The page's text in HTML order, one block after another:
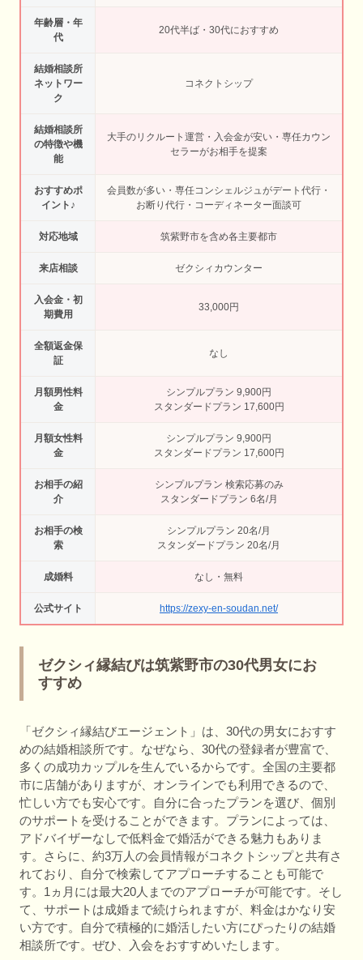
年齢層・年
代
20代半ば・30代におすすめ
結婚相談所
ネットワー
ク
コネクトシップ
結婚相談所
の特徴や機
能
大手のリクルート運営・入会金が安い・専任カウン
セラーがお相手を提案
おすすめポ
イント♪
会員数が多い・専任コンシェルジュがデート代行・
お断り代行・コーディネーター面談可
対応地域 筑紫野市を含め各主要都市
来店相談 ゼクシィカウンター
入会金・初
期費用
33,000円
全額返金保
証
なし
月額男性料
金
シンプルプラン 9,900円
スタンダードプラン 17,600円
月額女性料
金
シンプルプラン 9,900円
スタンダードプラン 17,600円
お相手の紹
介
シンプルプラン 検索応募のみ
スタンダードプラン 6名/月
お相手の検
索
シンプルプラン 20名/月
スタンダードプラン 20名/月
成婚料 なし・無料
公式サイト https://zexy-en-soudan.net/
ゼクシィ縁結びは筑紫野市の30代男女にお
すすめ
「ゼクシィ縁結びエージェント」は、30代の男女におすす
めの結婚相談所です。なぜなら、30代の登録者が豊富で、
多くの成功カップルを生んでいるからです。全国の主要都
市に店舗がありますが、オンラインでも利用できるので、
忙しい方でも安心です。自分に合ったプランを選び、個別
のサポートを受けることができます。プランによっては、
アドバイザーなしで低料金で婚活ができる魅力もありま
す。さらに、約3万人の会員情報がコネクトシップと共有さ
れており、自分で検索してアプローチすることも可能で
す。1ヵ月には最大20人までのアプローチが可能です。そし
て、サポートは成婚まで続けられますが、料金はかなり安
い方です。自分で積極的に婚活したい方にぴったりの結婚
相談所です。ぜひ、入会をおすすめいたします。